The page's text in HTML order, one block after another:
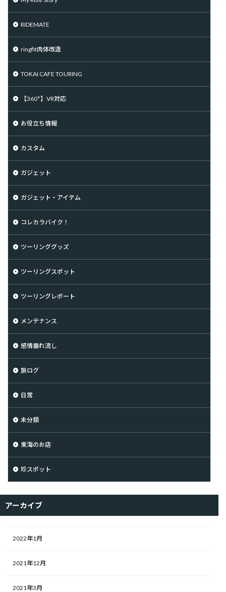
RIDEMATE
ringfit肉体改造
TOKAI CAFE TOURING
【360°】VR対応
お役立ち情報
カスタム
ガジェット
ガジェット・アイテム
コレカラバイク！
ツーリンググッズ
ツーリングスポット
ツーリングレポート
メンテナンス
感情垂れ流し
旅ログ
日常
未分類
東海のお店
珍スポット
アーカイブ
2022年1月
2021年12月
2021年3月